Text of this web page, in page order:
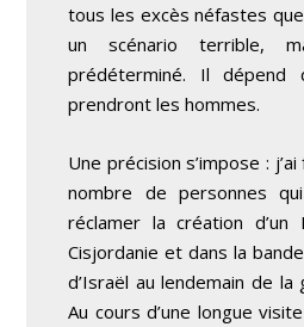
tous les excès néfastes que
un scénario terrible,
prédéterminé. Il dépend
prendront les hommes.
Une précision s’impose :
nombre de personnes
réclamer la création d’un
Cisjordanie et dans la
d’Israël au lendemain de
Au cours d’une longue